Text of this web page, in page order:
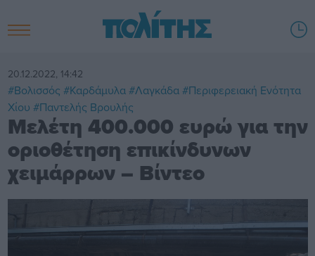
20.12.2022, 14:42
#Βολισσός #Καρδάμυλα #Λαγκάδα #Περιφερειακή Ενότητα
Χίου #Παντελής Βρουλής
Μελέτη 400.000 ευρώ για την
οριοθέτηση επικίνδυνων
χειμάρρων – Βίντεο